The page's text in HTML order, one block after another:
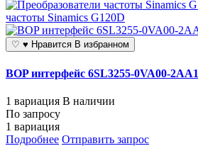
частоты Sinamics G120D
♡ ♥ Нравится В избранном
BOP интерфейс 6SL3255-0VA00-2AA1
1 вариация В наличии
По запросу
1 вариация
Подробнее Отправить запрос